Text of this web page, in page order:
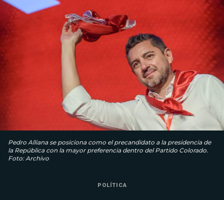
Pedro Alliana se posiciona como el precandidato a la presidencia de
la República con la mayor preferencia dentro del Partido Colorado.
Foto: Archivo
POLÍTICA